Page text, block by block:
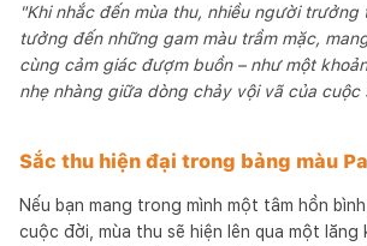
"Khi nhắc đến mùa thu, nhiều người
tưởng đến những gam màu trầm mặc,
cùng cảm giác đượm buồn – như một
nhẹ nhàng giữa dòng chảy vội vã của cuộc
Sắc thu hiện đại trong bảng màu
Nếu bạn mang trong mình một tâm hồn
cuộc đời, mùa thu sẽ hiện lên qua một lăng